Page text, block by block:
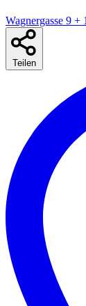
Wagnergasse 9
Teilen